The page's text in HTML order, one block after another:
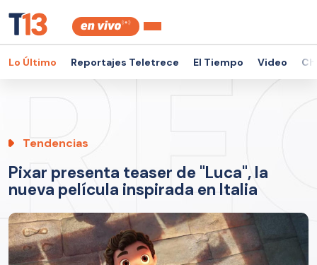
Lo Último Reportajes Teletrece El Tiempo Video
Tendencias
Pixar presenta teaser de "Luca", la
nueva película inspirada en Italia